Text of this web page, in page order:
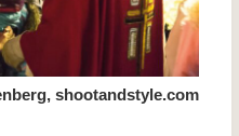
shootandstyle.com